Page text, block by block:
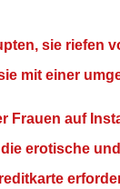
sie riefen
mit einer
Frauen auf
erotische